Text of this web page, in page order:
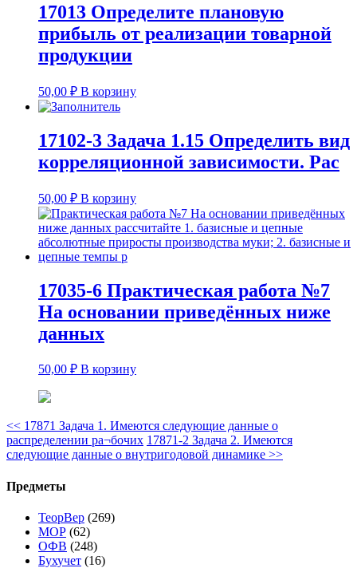
17013 Определите плановую
прибыль от реализации товарной
продукции
50,00 ₽ В корзину
17102-3 Задача 1.15 Определить вид
корреляционной зависимости. Рас
50,00 ₽ В корзину
17035-6 Практическая работа №7
На основании приведённых ниже
данных
50,00 ₽ В корзину
<< 17871 Задача 1. Имеются следующие данные о
распределении ра¬бочих 17871-2 Задача 2. Имеются
следующие данные о внутригодовой динамике >>
Предметы
ТеорВер (269)
МОР (62)
ОФВ (248)
Бухучет (16)